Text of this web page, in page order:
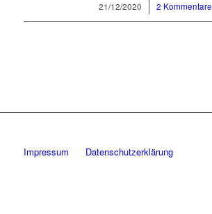
21/12/2020
/ 2 Kommentare
Impressum Datenschutzerklärung